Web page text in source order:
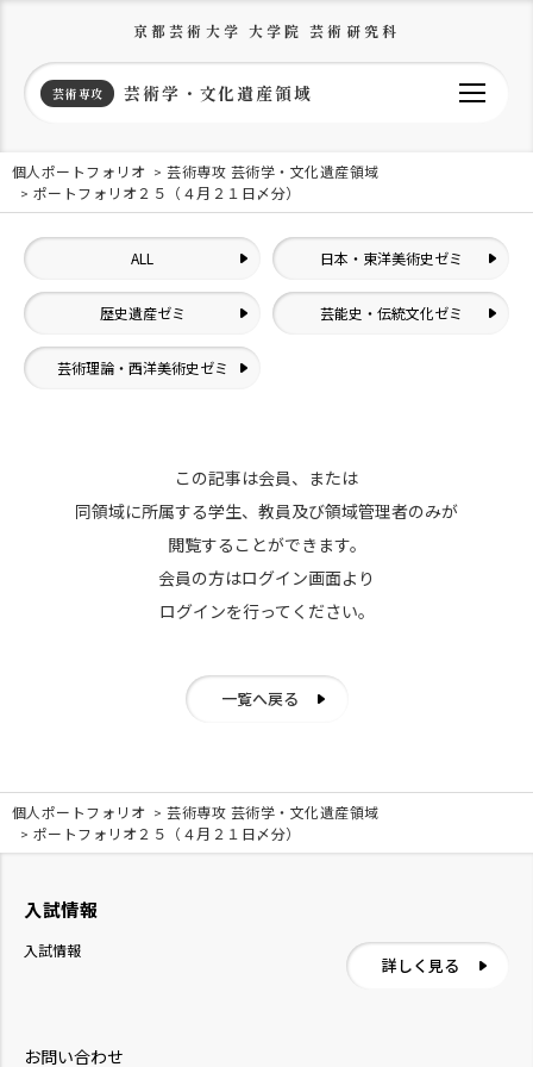
京都芸術大学 大学院 芸術研究科
芸術専攻 芸術学・文化遺産領域
個人ポートフォリオ
芸術専攻 芸術学・文化遺産領域
ポートフォリオ２５（４月２１日〆分）
ALL 日本・東洋美術史ゼミ
歴史遺産ゼミ 芸能史・伝統文化ゼミ
芸術理論・西洋美術史ゼミ
この記事は会員、または
同領域に所属する学生、教員及び領域管理者のみが
閲覧することができます。
会員の方はログイン画面より
ログインを行ってください。
一覧へ戻る
個人ポートフォリオ
芸術専攻 芸術学・文化遺産領域
ポートフォリオ２５（４月２１日〆分）
お問い合わせ
入試情報
入試情報
詳しく見る